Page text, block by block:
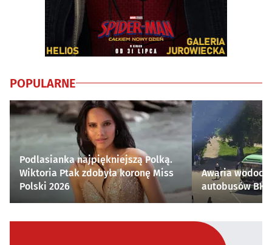
POPULARNE
Podlasianka najpiękniejszą Polką.
Wiktoria Ptak zdobyła koronę Miss
Polski 2026
Awaria
autobusów